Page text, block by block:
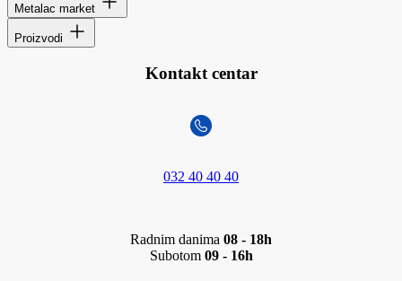
Metalac market
Proizvodi
Kontakt centar
032 40 40 40
Radnim danima 08 - 18h
Subotom 09 - 16h